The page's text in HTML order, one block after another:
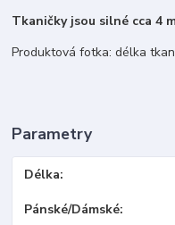
Tkaničky jsou silné cca 4
Produktová fotka: délka
Parametry
Délka
Pánské/Dámské